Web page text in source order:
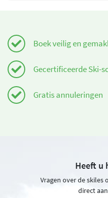
Boek veilig en
Gecertificeerde Ski-
Gratis annuleringen
Heeft u
Vragen over de skiles
direct